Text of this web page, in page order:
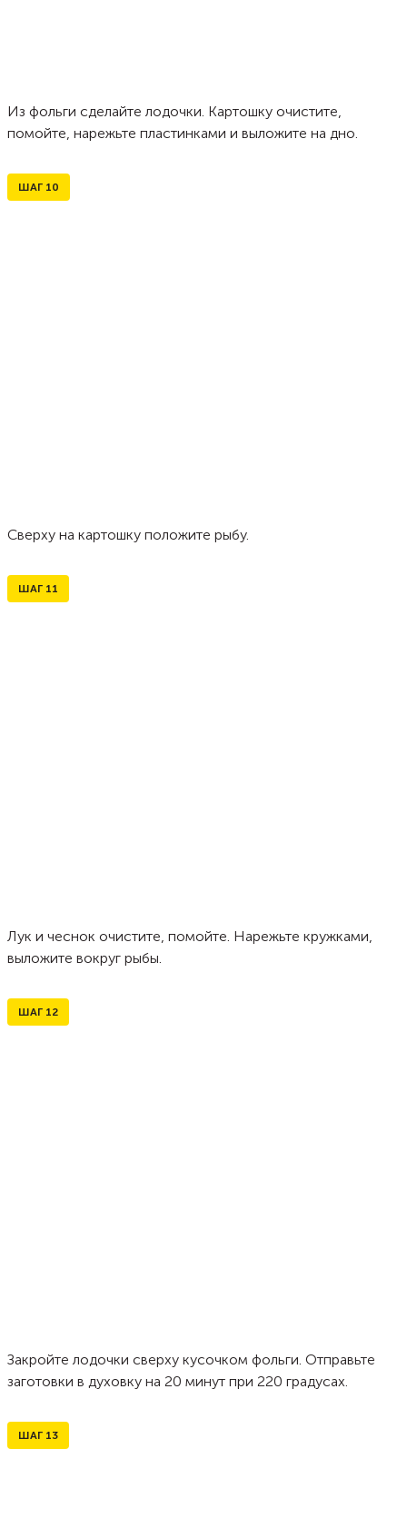
Из фольги сделайте лодочки. Картошку очистите,
помойте, нарежьте пластинками и выложите на дно.
ШАГ 10
Сверху на картошку положите рыбу.
ШАГ 11
Лук и чеснок очистите, помойте. Нарежьте кружками,
выложите вокруг рыбы.
ШАГ 12
Закройте лодочки сверху кусочком фольги. Отправьте
заготовки в духовку на 20 минут при 220 градусах.
ШАГ 13